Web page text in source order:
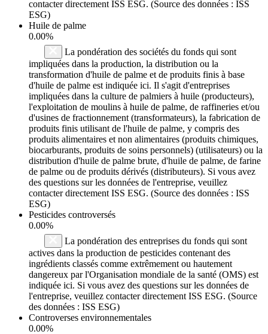
contacter directement ISS ESG. (Source des données : ISS
ESG)
Huile de palme
0.00%
La pondération des sociétés du fonds qui sont
impliquées dans la production, la distribution ou la
transformation d'huile de palme et de produits finis à base
d'huile de palme est indiquée ici. Il s'agit d'entreprises
impliquées dans la culture de palmiers à huile (producteurs),
l'exploitation de moulins à huile de palme, de raffineries et/ou
d'usines de fractionnement (transformateurs), la fabrication de
produits finis utilisant de l'huile de palme, y compris des
produits alimentaires et non alimentaires (produits chimiques,
biocarburants, produits de soins personnels) (utilisateurs) ou la
distribution d'huile de palme brute, d'huile de palme, de farine
de palme ou de produits dérivés (distributeurs). Si vous avez
des questions sur les données de l'entreprise, veuillez
contacter directement ISS ESG. (Source des données : ISS
ESG)
Pesticides controversés
0.00%
La pondération des entreprises du fonds qui sont
actives dans la production de pesticides contenant des
ingrédients classés comme extrêmement ou hautement
dangereux par l'Organisation mondiale de la santé (OMS) est
indiquée ici. Si vous avez des questions sur les données de
l'entreprise, veuillez contacter directement ISS ESG. (Source
des données : ISS ESG)
Controverses environnementales
0.00%